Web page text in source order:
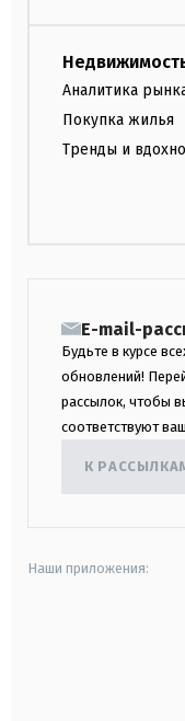
Аналитика
Покупка жилья
Тренды и
E-mail-
Будьте в курсе
обновлений!
рассылок, чтобы
соответствуют
К
Наши приложения: